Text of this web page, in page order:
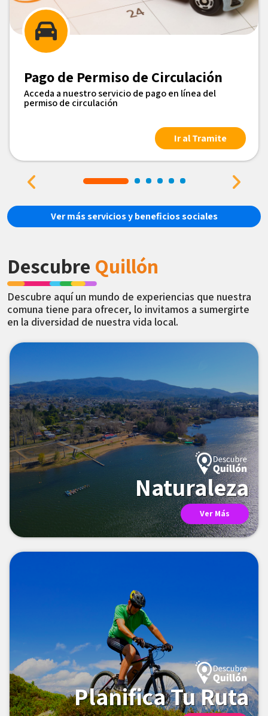
Pago de Permiso de Circulación
Acceda a nuestro servicio de pago en línea del
permiso de circulación
Ir al Tramite
Ver más servicios y beneficios sociales
Descubre Quillón
Descubre aquí un mundo de experiencias que nuestra
comuna tiene para ofrecer, lo invitamos a sumergirte
en la diversidad de nuestra vida local.
Naturaleza
Ver Más
Planifica Tu Ruta